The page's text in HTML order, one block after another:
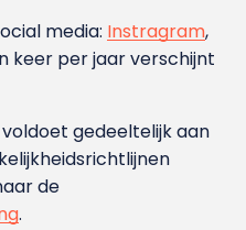
media: Instragram,
keer per jaar verschijnt
gedeeltelijk aan
de
.